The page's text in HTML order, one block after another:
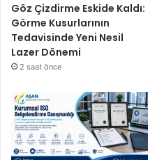
Göz Çizdirme Eskide Kaldı:
Görme Kusurlarının
Tedavisinde Yeni Nesil
Lazer Dönemi
2 saat önce